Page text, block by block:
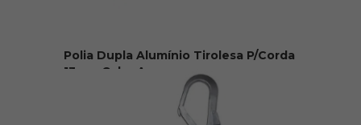
Polia Dupla Alumínio Tirolesa P/Corda
13mm Cabo Aço